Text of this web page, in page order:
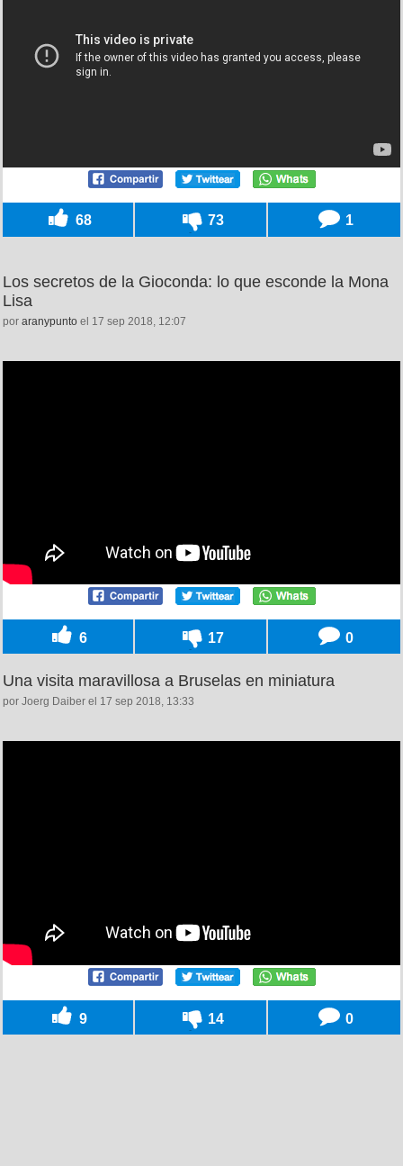
68 73 1
Los secretos de la Gioconda: lo que esconde la Mona
Lisa
por aranypunto el 17 sep 2018, 12:07
6 17 0
Una visita maravillosa a Bruselas en miniatura
por Joerg Daiber el 17 sep 2018, 13:33
9 14 0